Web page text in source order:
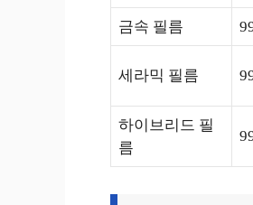
금속 필름
세라믹 필름
하이브리드 필
름